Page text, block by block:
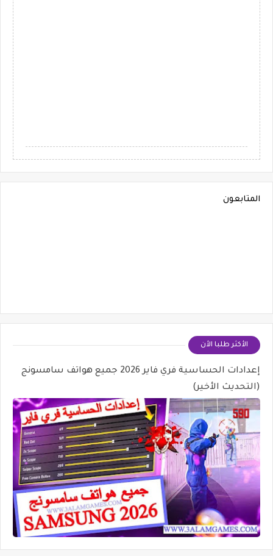
المتابعون
الأكثر طلبا الأن
إعدادات الحساسية فري فاير 2026 جميع هواتف سامسونج
(التحديث الأخير)